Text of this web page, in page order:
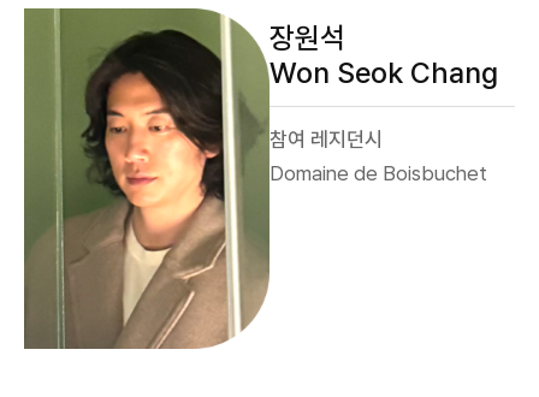
장원석
Won Seok Chang
참여 레지던시
Domaine de Boisbuchet